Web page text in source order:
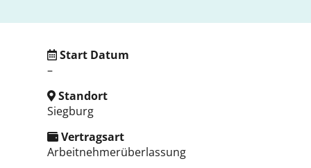
Start Datum
–
Standort
Siegburg
Vertragsart
Arbeitnehmerüberlassung